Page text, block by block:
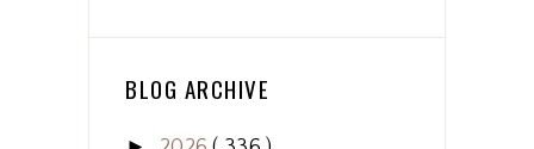
BLOG ARCHIVE